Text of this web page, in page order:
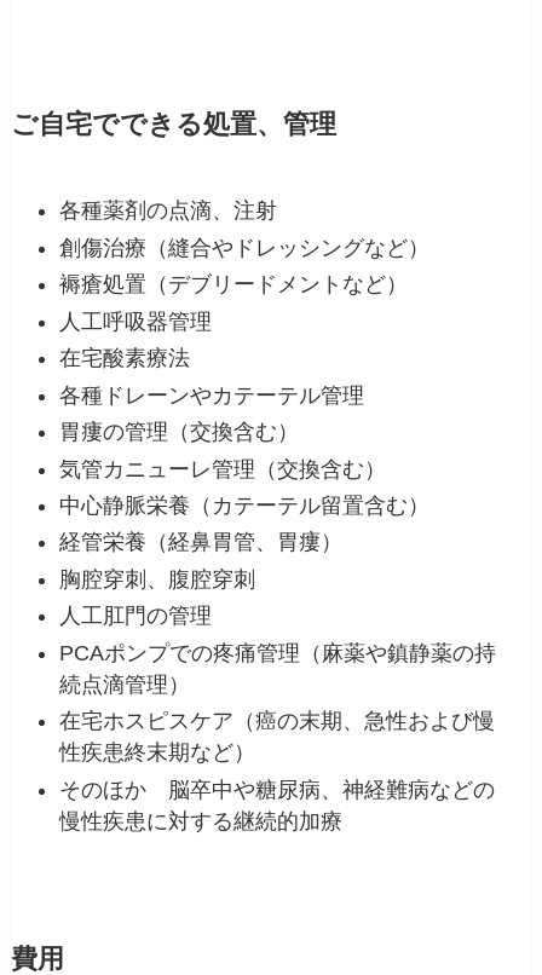
ご自宅でできる処置、管理
各種薬剤の点滴、注射
創傷治療（縫合やドレッシングなど）
褥瘡処置（デブリードメントなど）
人工呼吸器管理
在宅酸素療法
各種ドレーンやカテーテル管理
胃瘻の管理（交換含む）
気管カニューレ管理（交換含む）
中心静脈栄養（カテーテル留置含む）
経管栄養（経鼻胃管、胃瘻）
胸腔穿刺、腹腔穿刺
人工肛門の管理
PCAポンプでの疼痛管理（麻薬や鎮静薬の持
続点滴管理）
在宅ホスピスケア（癌の末期、急性および慢
性疾患終末期など）
そのほか 脳卒中や糖尿病、神経難病などの
慢性疾患に対する継続的加療
費用